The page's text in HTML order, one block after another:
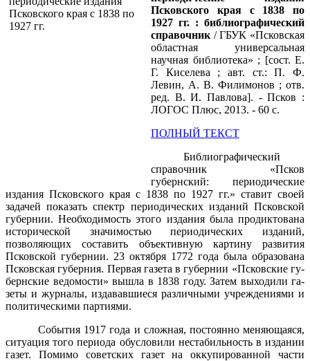
Псковского края с 1838 по
1927 гг. : библиографический
справочник / ГБУК «Псковская
областная универсальная
научная библиотека» ; [сост. Е.
Г. Киселева ; авт. ст.: П. Ф.
Левин, А. В. Филимонов ; отв.
ред. В. И. Павлова]. - Псков :
ЛОГОС Плюс, 2013. - 60 с.
ПОЛНЫЙ ТЕКСТ
Библиографический
справочник «Псков
губернский: пери­одические
издания Псковского края с 1838 по 1927 гг.» ста­вит своей
задачей показать спектр периодических изданий Псковской
губернии. Необходимость этого издания была про­диктована
исторической значимостью периодических изда­ний,
позволяющих составить объективную картину развития
Псковской губернии. 23 октября 1772 года была образована
Псковская губерния. Первая газета в губернии «Псковские гу­
бернские ведомости» вышла в 1838 году. Затем выходили га­
зеты и журналы, издававшиеся различными учреждениями и
политическими партиями.
События 1917 года и сложная, постоянно меняющаяся,
си­туация того периода обусловили нестабильность в издании
га­зет. Помимо советских газет на оккупированной части